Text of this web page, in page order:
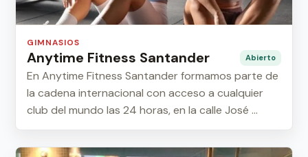
GIMNASIOS
Anytime Fitness Santander Abierto
En Anytime Fitness Santander formamos parte de
la cadena internacional con acceso a cualquier
club del mundo las 24 horas, en la calle José ...